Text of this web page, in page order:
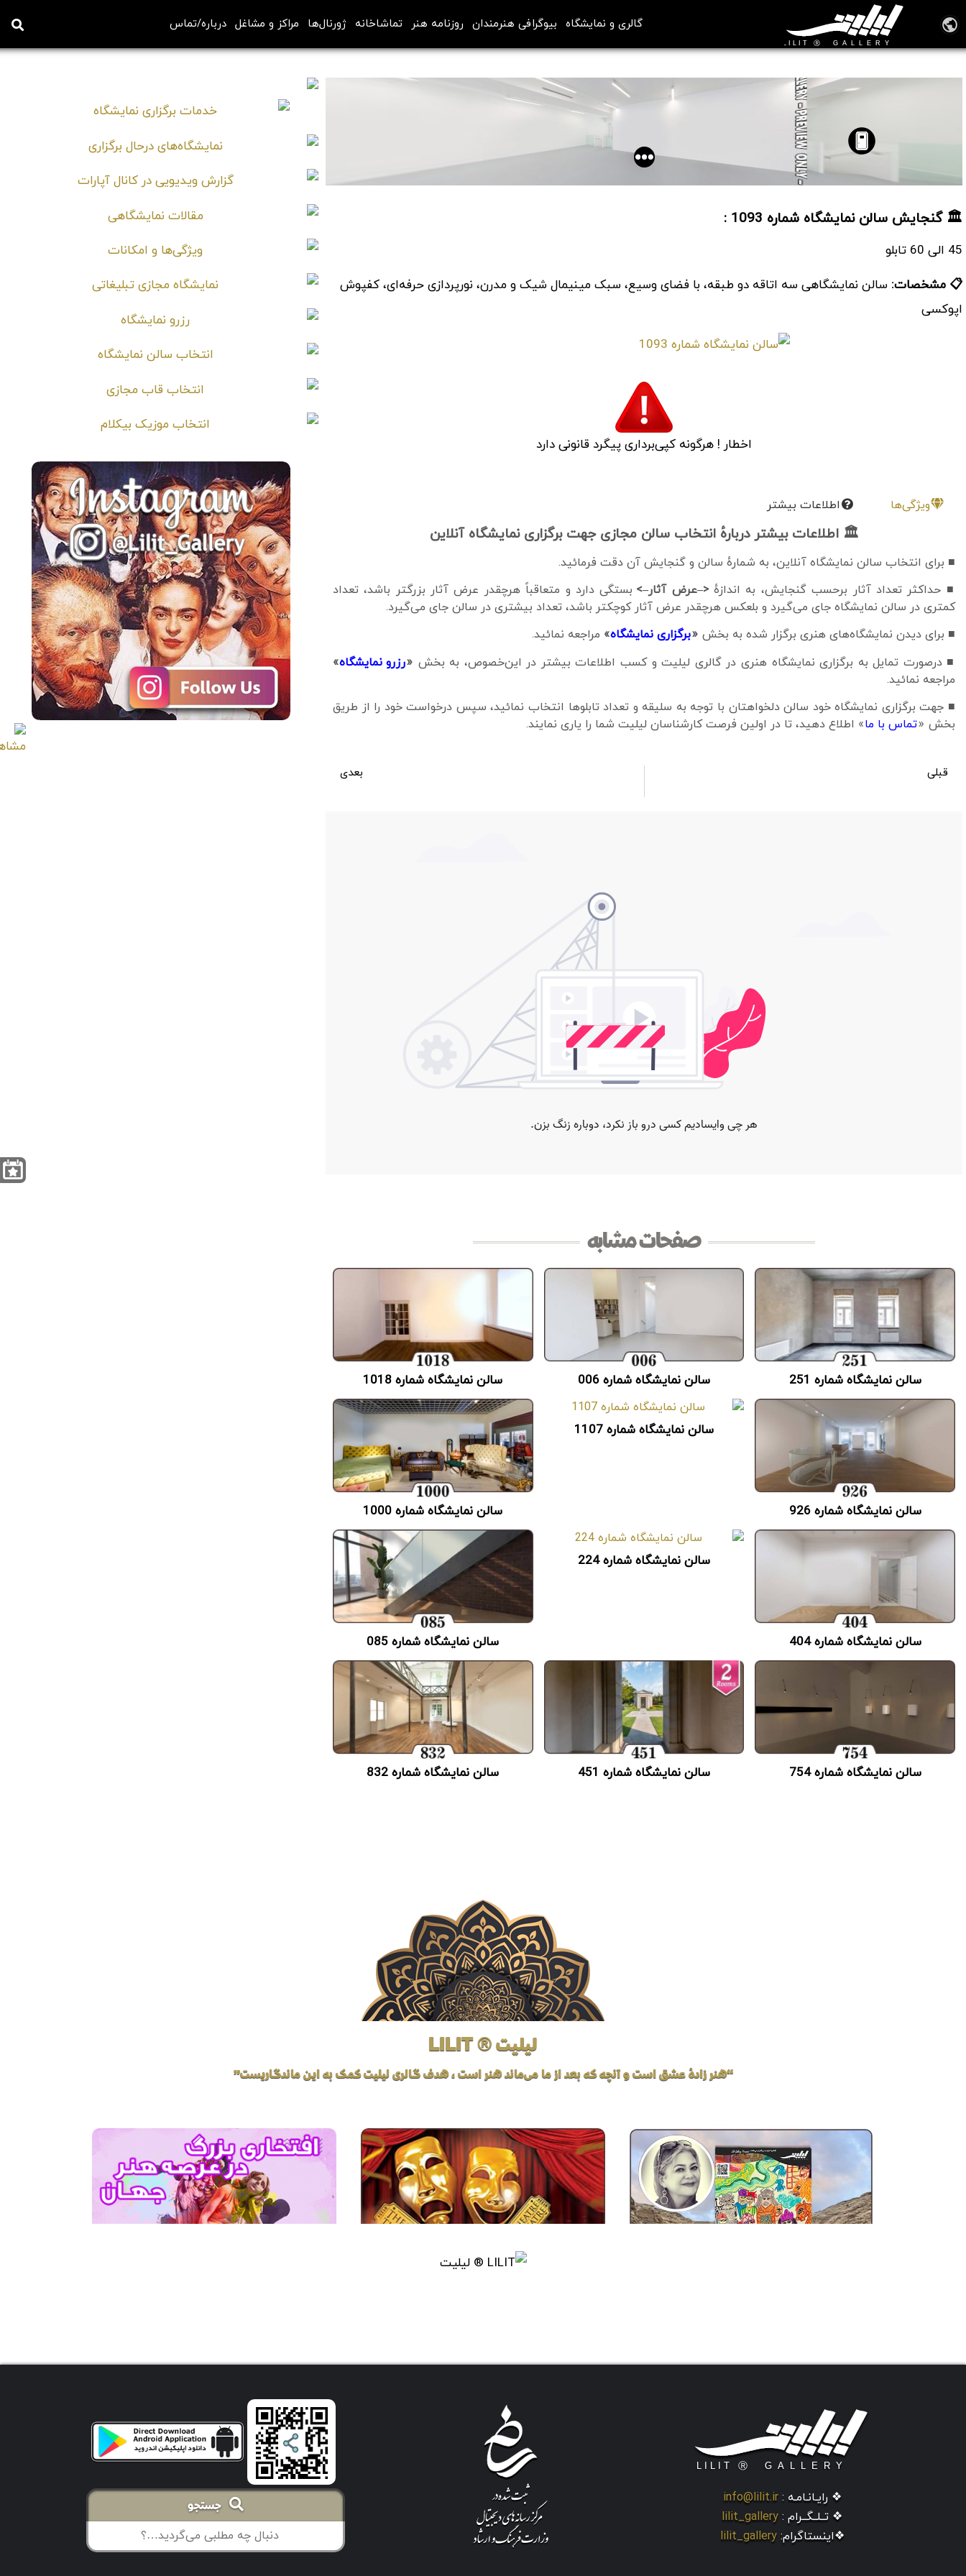
گالری و نمایشگاه بیوگرافی هنرمندان روزنامه هنر تماشاخانه ژورنال‌ها مراکز و مشاغل درباره/تماس
🏛️ گنجایش سالن نمایشگاه شماره 1093 :
45 الی 60 تابلو
📋 مشخصات: سالن نمایشگاهی سه اتاقه دو طبقه، با فضای وسیع، سبک مینیمال شیک و مدرن، نورپردازی حرفه‌ای، کفپوش
اپوکسی
اخطار ! هرگونه کپی‌برداری پیگرد قانونی دارد
ویژگی‌ها اطلاعات بیشتر
🏛 اطلاعات بیشتر دربارهٔ انتخاب سالن مجازی جهت برگزاری نمایشگاه آنلاین
■ برای انتخاب سالن نمایشگاه آنلاین، به شمارهٔ سالن و گنجایش آن دقت فرمائید.
■ حداکثر تعداد آثار برحسب گنجایش، به اندازهٔ<–عرض آثار–> بستگی دارد و متعاقباً هرچقدر عرض آثار بزرگتر باشد، تعداد
کمتری در سالن نمایشگاه جای می‌گیرد و بلعکس هرچقدر عرض آثار کوچکتر باشد، تعداد بیشتری در سالن جای می‌گیرد.
■ برای دیدن نمایشگاه‌های هنری برگزار شده به بخش «برگزاری نمایشگاه» مراجعه نمائید.
■ درصورت تمایل به برگزاری نمایشگاه هنری در گالری لیلیت و کسب اطلاعات بیشتر در این‌خصوص، به بخش «رزرو نمایشگاه»
مراجعه نمائيد.
■ جهت برگزاری نمایشگاه خود سالن دلخواهتان با توجه به سلیقه و تعداد تابلوها انتخاب نمائید، سپس درخواست خود را از طریق
بخش «تماس با ما» اطلاع دهید، تا در اولین فرصت کارشناسان لیلیت شما را یاری نمایند.
قبلی
بعدی
صفحات مشابه
سالن نمایشگاه شماره 251 سالن نمایشگاه شماره 006 سالن نمایشگاه شماره 1018
سالن نمایشگاه شماره 926
سالن نمایشگاه شماره 1107
سالن نمایشگاه شماره 1000
سالن نمایشگاه شماره 404
سالن نمایشگاه شماره 224
سالن نمایشگاه شماره 085
سالن نمایشگاه شماره 754 سالن نمایشگاه شماره 451 سالن نمایشگاه شماره 832
لیلیت ® LILIT
“هنر زادهٔ عشق است و آنچه که بعد از ما می‌ماند هنر است، هدف گالری لیلیت کمک به این ماندگاریست”
❖ رایـانـامـه : info@lilit.ir
❖ تــلــگــرام : lilit_gallery
❖اینستاگرام: lilit_gallery
جستجو